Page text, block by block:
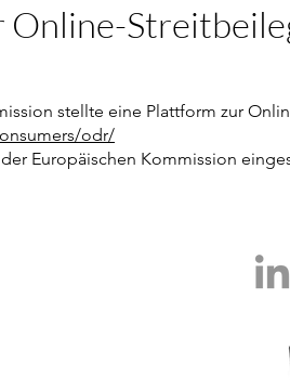
Online-
stellte eine Plattform zur
odr/
Europäischen Kommission